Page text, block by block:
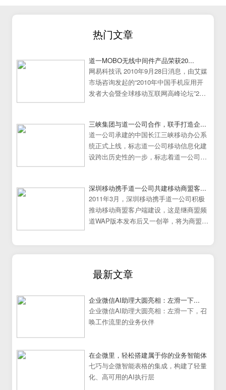
热门文章
道一MOBO无线中间件产品荣获20...
网易科技讯 2010年9月28日消息，由艾媒
市场咨询发起的“2010年中国手机应用开
发者大会暨全球移动互联网高峰论坛”25
三峡集团与道一公司合作，联手打造企...
道一公司承建的中国长江三峡移动办公系
统正式上线，标志道一公司移动信息化建
设跨出历史性的一步，标志着道一公司移
深圳移动携手道一公司共建移动商盟客...
2011年3月，深圳移动携手道一公司积极
推动移动商盟客户端建设，这是继商盟频
道WAP版本发布后又一创举，将为商盟频
最新文章
企业微信AI助理大圆亮相：左滑一下...
企业微信AI助理大圆亮相：左滑一下，召
唤工作流里的业务伙伴
在企微里，轻松搭建属于你的业务智能体
七巧与企微智能表格的集成，构建了轻量
化、高可用的AI执行层